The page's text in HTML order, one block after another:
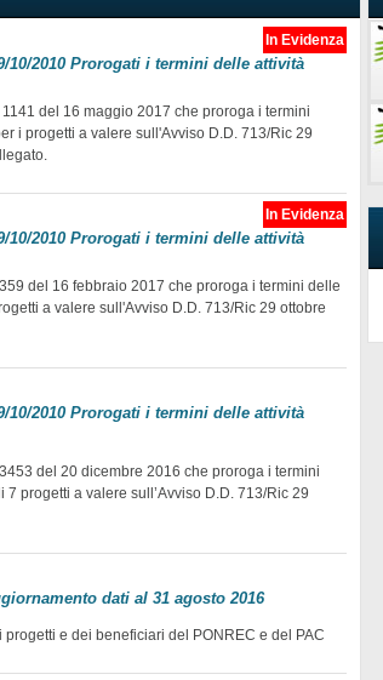
In Evidenza
10/2010 Prorogati i termini delle attività
del 16 maggio 2017 che proroga i termini
i progetti a valere sull'Avviso D.D. 713/Ric 29
In Evidenza
10/2010 Prorogati i termini delle attività
del 16 febbraio 2017 che proroga i termini delle
a valere sull'Avviso D.D. 713/Ric 29 ottobre
10/2010 Prorogati i termini delle attività
del 20 dicembre 2016 che proroga i termini
progetti a valere sull’Avviso D.D. 713/Ric 29
dati al 31 agosto 2016
e dei beneficiari del PONREC e del PAC